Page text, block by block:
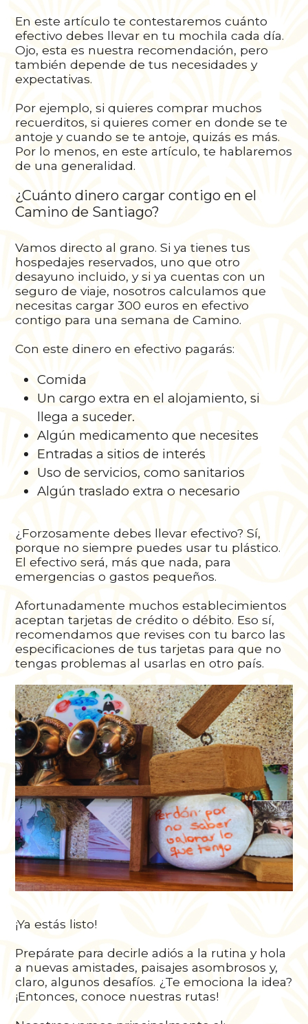
En este artículo te contestaremos cuánto
efectivo debes llevar en tu mochila cada día.
Ojo, esta es nuestra recomendación, pero
también depende de tus necesidades y
expectativas.
Por ejemplo, si quieres comprar muchos
recuerditos, si quieres comer en donde se te
antoje y cuando se te antoje, quizás es más.
Por lo menos, en este artículo, te hablaremos
de una generalidad.
¿Cuánto dinero cargar contigo en el
Camino de Santiago?
Vamos directo al grano. Si ya tienes tus
hospedajes reservados, uno que otro
desayuno incluido, y si ya cuentas con un
seguro de viaje, nosotros calculamos que
necesitas cargar 300 euros en efectivo
contigo para una semana de Camino.
Con este dinero en efectivo pagarás:
Comida
Un cargo extra en el alojamiento, si
llega a suceder.
Algún medicamento que necesites
Entradas a sitios de interés
Uso de servicios, como sanitarios
Algún traslado extra o necesario
¿Forzosamente debes llevar efectivo? Sí,
porque no siempre puedes usar tu plástico.
El efectivo será, más que nada, para
emergencias o gastos pequeños.
Afortunadamente muchos establecimientos
aceptan tarjetas de crédito o débito. Eso sí,
recomendamos que revises con tu barco las
especificaciones de tus tarjetas para que no
tengas problemas al usarlas en otro país.
¡Ya estás listo!
Prepárate para decirle adiós a la rutina y hola
a nuevas amistades, paisajes asombrosos y,
claro, algunos desafíos. ¿Te emociona la idea?
¡Entonces, conoce nuestras rutas!